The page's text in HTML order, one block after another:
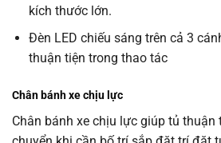
kích thước lớn.
Đèn LED chiếu sáng trên cả 3
thuận tiện trong thao tác
Chân bánh xe chịu lực
Chân bánh xe chịu lực giúp tủ thuận